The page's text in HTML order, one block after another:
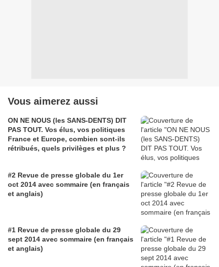
Vous aimerez aussi
ON NE NOUS (les SANS-DENTS) DIT
PAS TOUT. Vos élus, vos politiques
France et Europe, combien sont-ils
rétribués, quels privilèges et plus ?
#2 Revue de presse globale du 1er
oct 2014 avec sommaire (en français
et anglais)
#1 Revue de presse globale du 29
sept 2014 avec sommaire (en français
et anglais)